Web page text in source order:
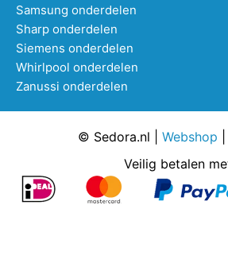
Samsung onderdelen
Sharp onderdelen
Siemens onderdelen
Whirlpool onderdelen
Zanussi onderdelen
© Sedora.nl | Webshop
Veilig betalen